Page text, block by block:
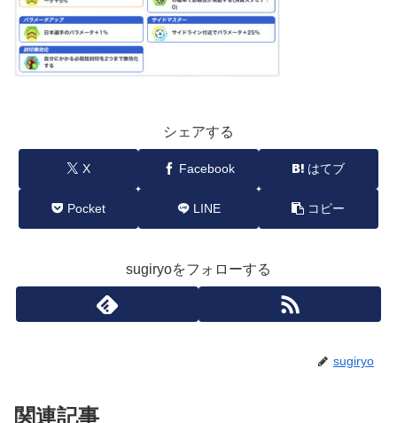
シェアする
X Facebook はてブ
Pocket LINE コピー
sugiryoをフォローする
sugiryo
関連記事